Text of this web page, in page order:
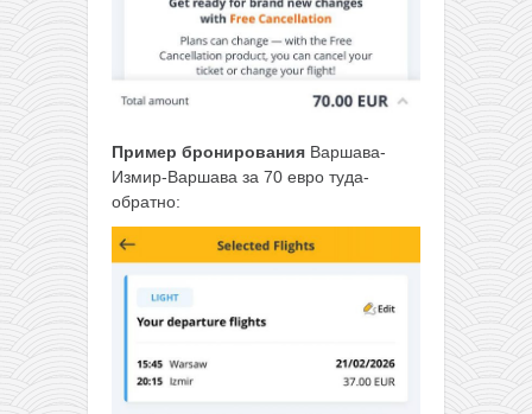
Пример бронирования Варшава-
Измир-Варшава за 70 евро туда-
обратно: